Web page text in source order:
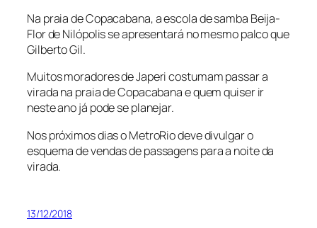
Na praia de Copacabana, a escola de samba Beija-
Flor de Nilópolis se apresentará no mesmo palco que
Gilberto Gil.
Muitos moradores de Japeri costumam passar a
virada na praia de Copacabana e quem quiser ir
neste ano já pode se planejar.
Nos próximos dias o MetroRio deve divulgar o
esquema de vendas de passagens para a noite da
virada.
13/12/2018